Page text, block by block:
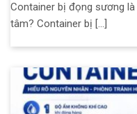
Container bị đọng sương
tâm? Container bị [...]